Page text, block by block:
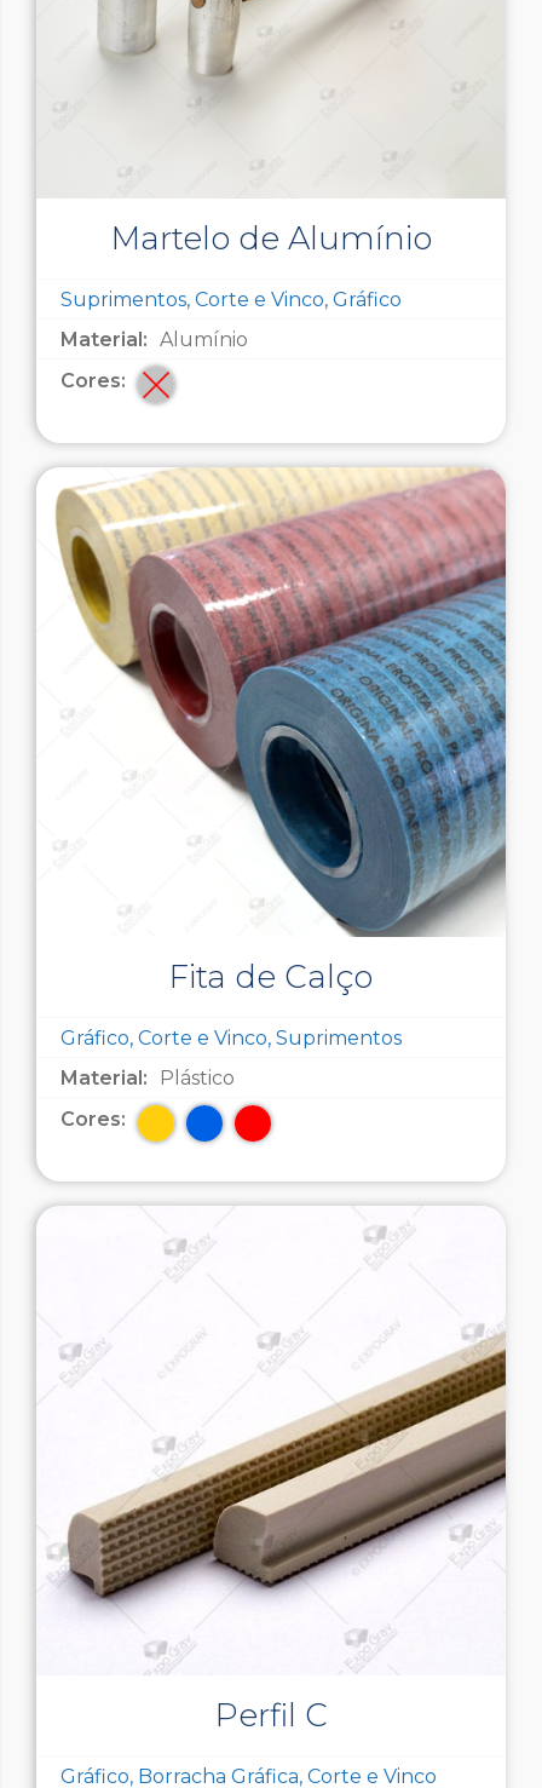
Martelo de Alumínio
Suprimentos, Corte e Vinco, Gráfico
Material: Alumínio
Cores:
Fita de Calço
Gráfico, Corte e Vinco, Suprimentos
Material:
Plástico
Cores:
Perfil C
Gráfico, Borracha Gráfica, Corte e Vinco